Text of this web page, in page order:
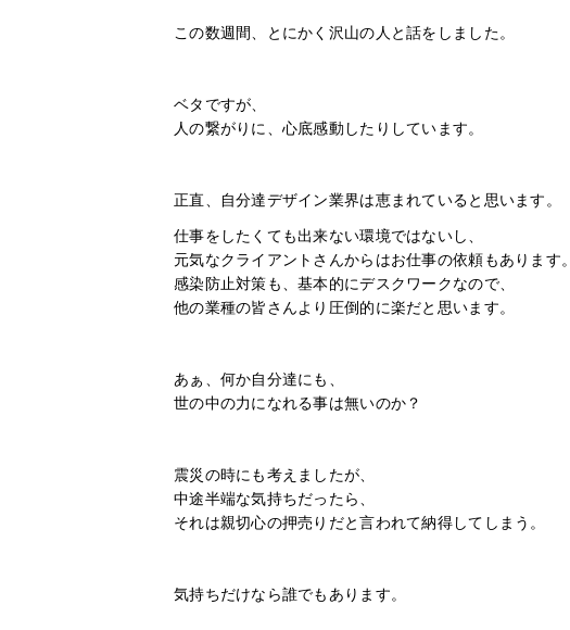
この数週間、とにかく沢山の人と話をしました。
ベタですが、
人の繋がりに、心底感動したりしています。
正直、自分達デザイン業界は恵まれていると思います。
仕事をしたくても出来ない環境ではないし、
元気なクライアントさんからはお仕事の依頼もあります。
感染防止対策も、基本的にデスクワークなので、
他の業種の皆さんより圧倒的に楽だと思います。
あぁ、何か自分達にも、
世の中の力になれる事は無いのか？
震災の時にも考えましたが、
中途半端な気持ちだったら、
それは親切心の押売りだと言われて納得してしまう。
気持ちだけなら誰でもあります。